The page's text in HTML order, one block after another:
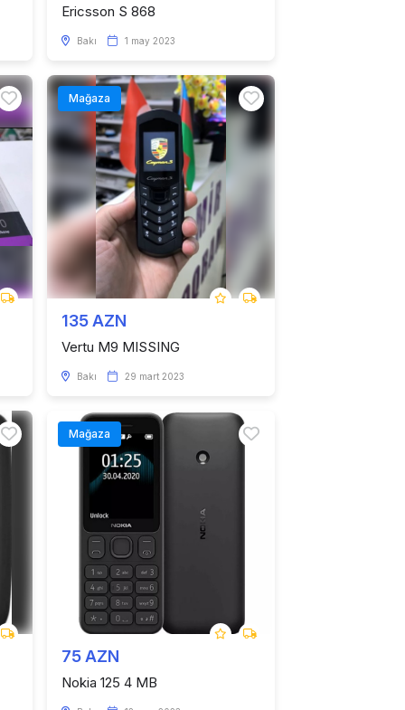
Ericsson S 868
Bakı 1 may 2023
Mağaza
135 AZN
Vertu M9 MISSING
Bakı 29 mart 2023
Mağaza
75 AZN
Nokia 125 4 MB